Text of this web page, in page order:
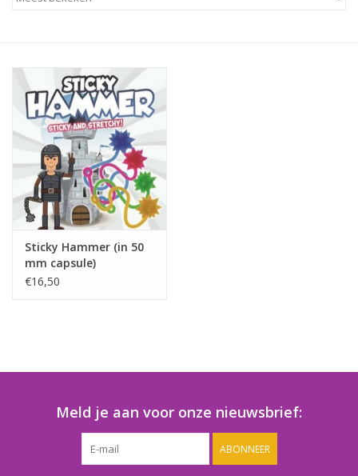
Lege capsules
Speelgoedautomaten
Speelgoedpakketten
Gevulde capsules & mixen
Klein speelgoed
Sticky Hammer (in 50
mm capsule)
€16,50
Meld je aan voor onze nieuwsbrief:
ABONNEER